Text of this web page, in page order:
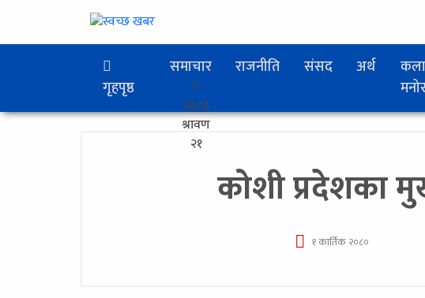
२०८३
श्रावण
२१
गृहपृष्ठ
समाचार राजनीति संसद अर्थ
कोशी प्रदेशका
१ कार्तिक २०८०